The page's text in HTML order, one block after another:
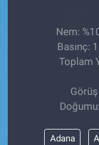
Nem:
Basınç:
Toplam
Adana